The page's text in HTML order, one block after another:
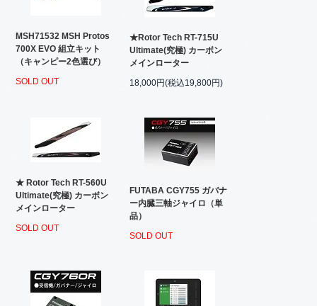
MSH71532 MSH Protos
700X EVO 組立キット
（キャンピー2色選び）
SOLD OUT
★Rotor Tech RT-715U
Ultimate(究極) カーボン
メインローター
18,000円(税込19,800円)
★ Rotor Tech RT-560U
Ultimate(究極) カーボン
メインローター
SOLD OUT
FUTABA CGY755 ガバナ
ー内臓三軸ジャイロ（単
品）
SOLD OUT